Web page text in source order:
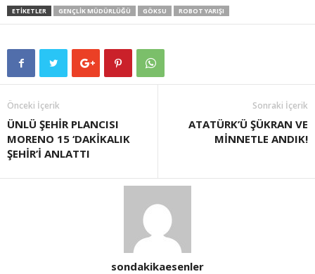
ETIKETLER GENÇLIK MÜDÜRLÜĞÜ GÖKSU ROBOT YARIŞI
Önceki İçerik
ÜNLÜ ŞEHİR PLANCISI
MORENO 15 ‘DAKİKALIK
ŞEHİR’İ ANLATTI
Sonraki İçerik
ATATÜRK’Ü ŞÜKRAN VE
MİNNETLE ANDIK!
sondakikaesenler